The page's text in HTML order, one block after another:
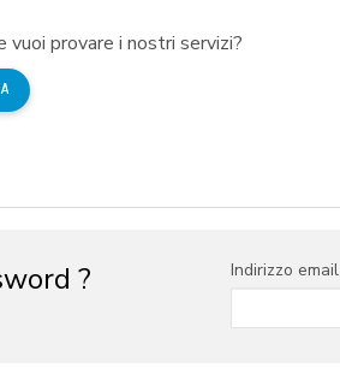
vuoi provare i nostri servizi?
? Indirizzo email